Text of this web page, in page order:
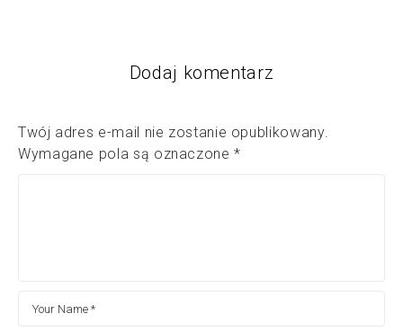
Dodaj komentarz
Twój adres e-mail nie zostanie opublikowany.
Wymagane pola są oznaczone*